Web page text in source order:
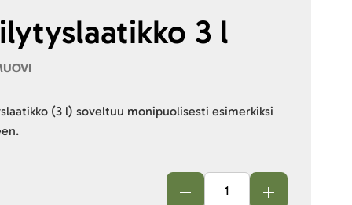
3 l
(3 l) soveltuu monipuolisesti esimerkiksi